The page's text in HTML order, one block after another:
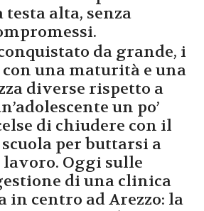
alta, senza
da grande, i
una maturità e una
diverse rispetto a
un po’
di chiudere con il
per buttarsi a
Oggi sulle
di una clinica
in centro ad Arezzo: la